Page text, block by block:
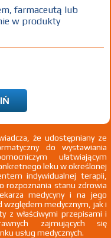
oraz leczonych
krócej niż 4
do tych terapii
100%
zł
30%(1)
98,21 zł
75+(2)
bezpł.
Pharma Poland Sp. z
o.o.
farmaceutą lub
w produkty
że udostępniany ze
do wystawiania
ułatwiającym
leku w określonej
indywidualnej terapii,
rozpoznania stanu zdrowia
medycyny i na jego
względem medycznym, jak i
z właściwymi przepisami i
zajmujących się
usług medycznych.